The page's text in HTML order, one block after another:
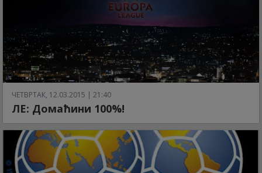
ЧЕТВРТАК, 12.03.2015 | 21:40
ЛЕ: Домаћини 100%!